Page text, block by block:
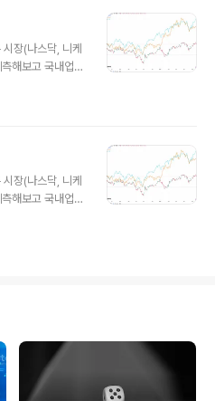
장(나스닥, 니케
해보고 국내업종
이터) KOSPI 종
봐야 겠습니다.
일을 기준으로 작
개업종이 하락
고 있습니다. 하
장(나스닥, 니케
해보고 국내업종
이터) KOSPI 종
였습니다. 총 11
2개 업종이보합
험, 전기가스업,
업종에서는 운